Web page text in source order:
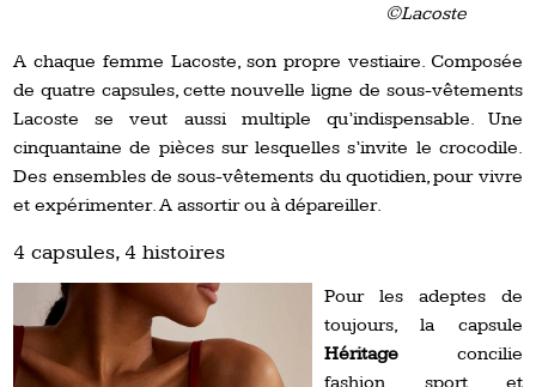
©Lacoste
A chaque femme Lacoste, son propre vestiaire. Composée
de quatre capsules, cette nouvelle ligne de sous-vêtements
Lacoste se veut aussi multiple qu’indispensable. Une
cinquantaine de pièces sur lesquelles s’invite le crocodile.
Des ensembles de sous-vêtements du quotidien, pour vivre
et expérimenter. A assortir ou à dépareiller.
4 capsules, 4 histoires
Pour les adeptes de
toujours, la capsule
Héritage concilie